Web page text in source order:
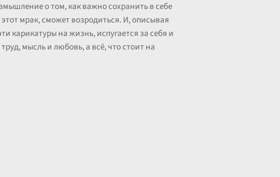
о том, как важно сохранить в себе
мрак, сможет возродиться. И, описывая
карикатуры на жизнь, испугается за себя и
мысль и любовь, а всё, что стоит на